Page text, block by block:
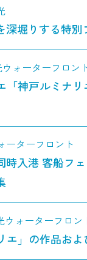
深堀りする特
ウォーターフロン
「神戸ルミナ
ーターフロント
時入港 客船フ
ウォーターフロン
エ」の作品お